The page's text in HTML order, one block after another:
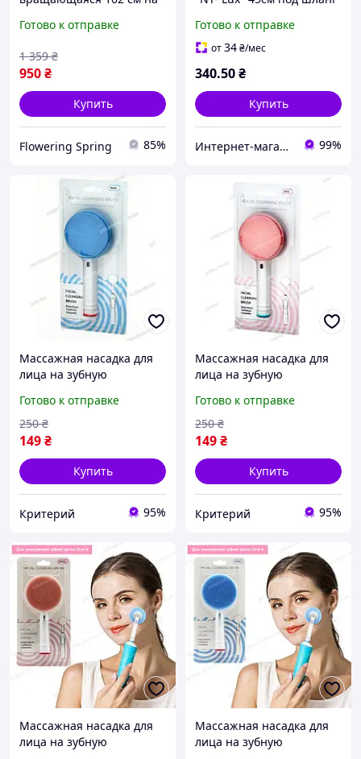
мытья авто окон
Готово к отправке
950₴
1 359 ₴
Купить
Flowering Spring 85%
Готово к отправке
от34₴/мес
340.50₴
Купить
Интернет-магазин "doitshop" 99%
Массажная насадка для
лица на зубную
орал-би
Готово к отправке
149₴
250 ₴
Купить
Критерий 95%
Массажная насадка для
лица на зубную
орал-би
Готово к отправке
149₴
250 ₴
Купить
Критерий 95%
Массажная насадка для
лица на зубную
Массажная насадка для
лица на зубную